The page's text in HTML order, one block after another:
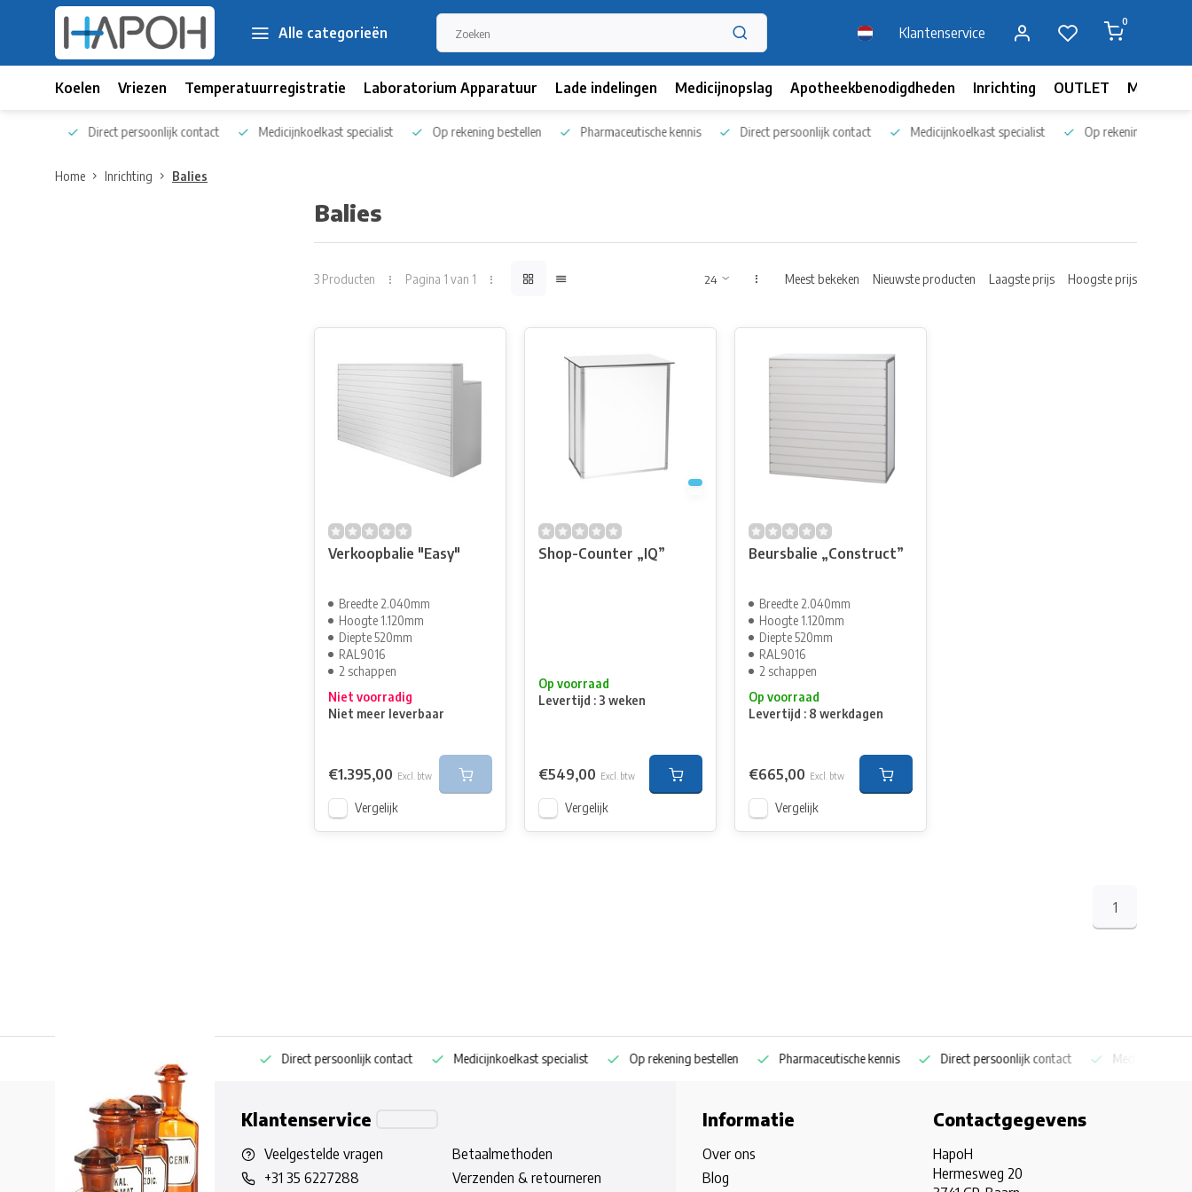
Alle categorieën Klantenservice
0
Koelen Vriezen Temperatuurregistratie Laboratorium Apparatuur Lade indelingen Medicijnopslag Apotheekbenodigdheden Inrichting OUTLET Merken
Direct persoonlijk contact Medicijnkoelkast specialist Op rekening bestellen Pharmaceutische kennis Direct persoonlijk contact Medicijnkoelkast specialist Op rekening bestellen
Home Inrichting Balies
Balies
3 Producten Pagina 1 van 1 Meest bekeken Nieuwste producten Laagste prijs Hoogste prijs
Verkoopbalie "Easy"
Breedte 2.040mm
Hoogte 1.120mm
Diepte 520mm
RAL9016
2 schappen
Niet voorradig
Niet meer leverbaar
€1.395,00 Excl. btw
Vergelijk
Shop-Counter „IQ”
Op voorraad
Levertijd : 3 weken
€549,00 Excl. btw
Vergelijk
Beursbalie „Construct”
Breedte 2.040mm
Hoogte 1.120mm
Diepte 520mm
RAL9016
2 schappen
Op voorraad
Levertijd : 8 werkdagen
€665,00 Excl. btw
Vergelijk
1
Direct persoonlijk contact Medicijnkoelkast specialist Op rekening bestellen Pharmaceutische kennis Direct persoonlijk contact Medicijnkoelkast
Klantenservice
Veelgestelde vragen
+31 35 6227288
Betaalmethoden
Verzenden & retourneren
Informatie
Over ons
Blog
Contactgegevens
HapoH
Hermesweg 20